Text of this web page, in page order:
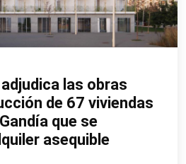
las obras
de 67 viviendas
que se
asequible